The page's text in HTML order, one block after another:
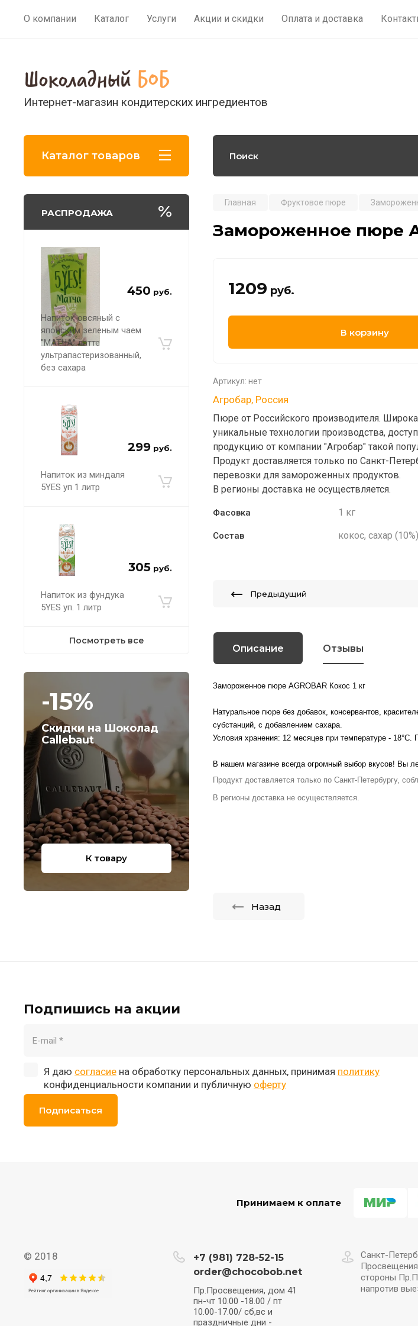
О компании Каталог Услуги Акции и скидки Оплата и доставка
Интернет-магазин кондитерских ингредиентов
Каталог товаров
РАСПРОДАЖА
450 руб.
Напиток овсяный с
японским зеленым чаем
"МАТЧА" латте
ультрапастеризованный,
без сахара
299 руб.
Напиток из миндаля
5YES уп 1 литр
305 руб.
Напиток из фундука
5YES уп. 1 литр
Посмотреть все
-15%
Скидки на Шоколад
Callebaut
К товару
Главная Фруктовое пюре
Замороженное пюре
1209 руб.
В корзину
Артикул: нет
Агробар, Россия
Пюре от Российского производителя.
уникальные технологии производства,
продукцию от компании "Агробар" такой
Продукт доставляется только по Санкт-
перевозки для замороженных продуктов.
В регионы доставка не осуществляется.
Фасовка 1 кг
Состав кокос, сахар (10%)
Предыдущий
Описание Отзывы
Замороженное пюре АGROBAR Кокос 1 кг
Натуральное пюре без добавок, консервантов,
субстанций, с добавлением сахара.
Условия хранения: 12 месяцев при температуре - 18°C.
В нашем магазине всегда огромный выбор вкусов! Вы
Продукт доставляется только по Санкт-Петербургу,
В регионы доставка не осуществляется.
Назад
Подпишись на акции
Я даю согласие на обработку персональных данных, принимая политику
конфиденциальности компании и публичную оферту
Подписаться
Принимаем к оплате
© 2018
+7 (981) 728-52-15
order@chocobob.net
Пр.Просвещения, дом 41
пн-чт 10.00 -18.00 / пт
10.00-17.00/ сб,вс и
праздничные дни -
Санкт-
стороны
напротив